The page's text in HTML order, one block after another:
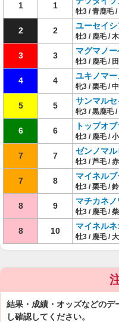
1 1
牡3 / 青鹿毛
2 2 ユーセイ
牡3 / 鹿毛 /
3 3 マグマノ
牡3 / 鹿毛 /
4 4 ユキノマー
牝3 / 栗毛 /
5 5 サンマル
牝3 / 黒鹿毛
6 6 トップオ
牡3 / 鹿毛 /
7 7 ゼンノマル
牡3 / 芦毛 /
7 8 マイネル
牡3 / 栗毛 /
8 9 マチカネノ
牡3 / 鹿毛 /
8 10 マイネルネ
牡3 / 鹿毛 /
結果・成績・オッズなどのデ
し確認してください。